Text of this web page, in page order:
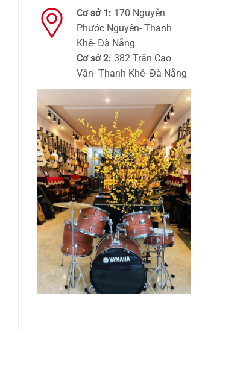
Cơ sở 1: 170 Nguyễn
Phước Nguyên- Thanh
Khê- Đà Nẵng
Cơ sở 2: 382 Trần Cao
Vân- Thanh Khê- Đà Nẵng